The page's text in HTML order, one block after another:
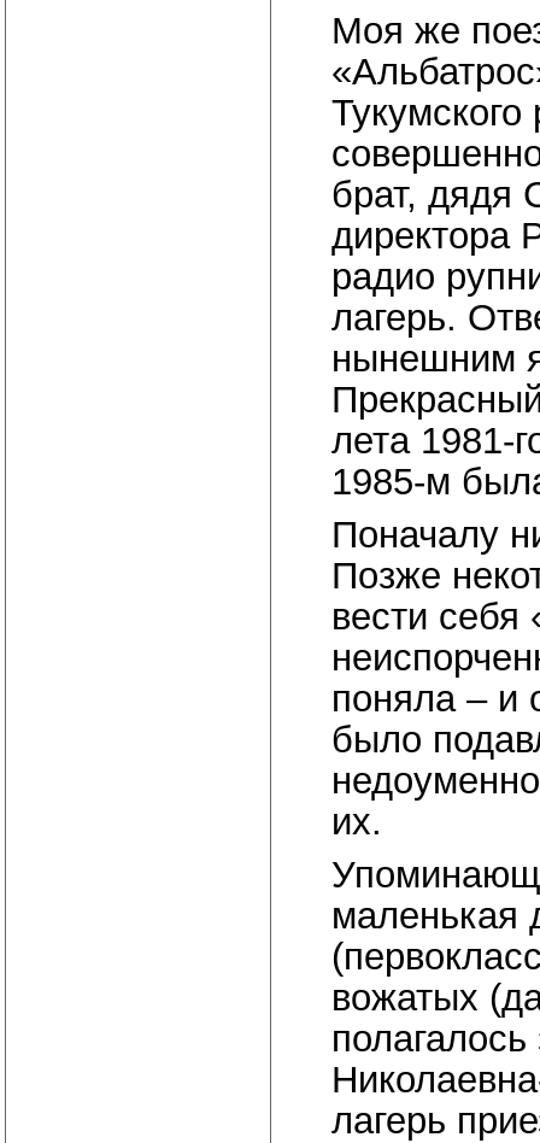
Моя же
брат, дядя
директора
радио
лагерь.
нынешним
лета 1981-
1985-м
Поначалу
Позже
вести
поняла – и
было
их.
маленькая
вожатых
лагерь